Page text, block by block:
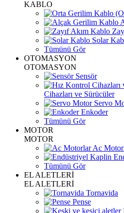
KABLO
Solar
Tümünü Gör
OTOMASYON
OTOMASYON
Sensör
Cihazları ve Sürücüler
Servo
Enkoder
Tümünü Gör
MOTOR
MOTOR
Ac
Tümünü Gör
EL ALETLERİ
EL ALETLERİ
Tornavida
Pense